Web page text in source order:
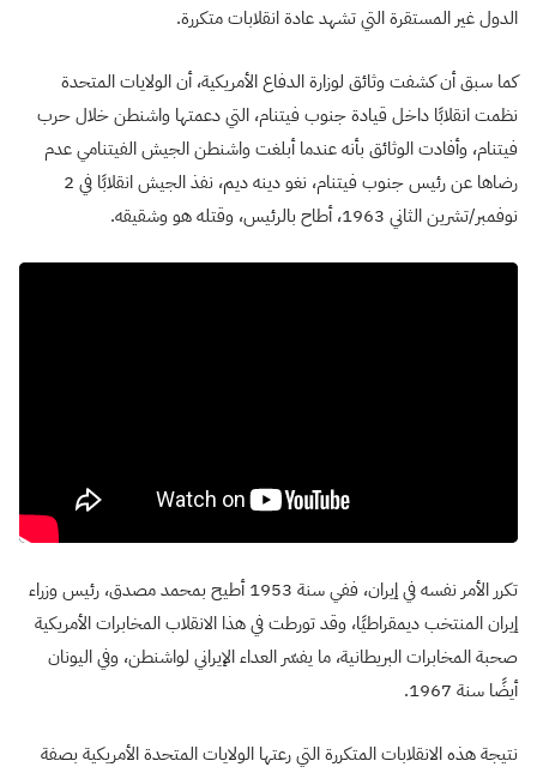
الدول غير المستقرة التي تشهد عادة انقلابات متكررة.
كما سبق أن كشفت وثائق لوزارة الدفاع الأمريكية، أن الولايات المتحدة
نظمت انقلابًا داخل قيادة جنوب فيتنام، التي دعمتها واشنطن خلال حرب
فيتنام، وأفادت الوثائق بأنه عندما أبلغت واشنطن الجيش الفيتنامي عدم
رضاها عن رئيس جنوب فيتنام، نغو دينه ديم، نفذ الجيش انقلابًا في 2
نوفمبر/تشرين الثاني 1963، أطاح بالرئيس، وقتله هو وشقيقه.
تكرر الأمر نفسه في إيران، ففي سنة 1953 أطيح بمحمد مصدق، رئيس وزراء
إيران المنتخب ديمقراطيًا، وقد تورطت في هذا الانقلاب المخابرات الأمريكية
صحبة المخابرات البريطانية، ما يفسّر العداء الإيراني لواشنطن، وفي اليونان
أيضًا سنة 1967.
نتيجة هذه الانقلابات المتكررة التي رعتها الولايات المتحدة الأمريكية بصفة